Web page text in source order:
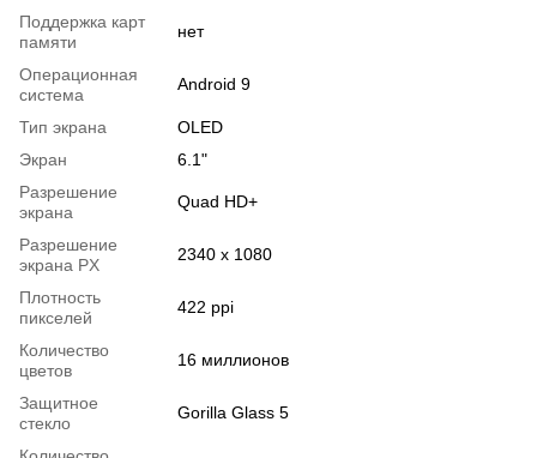
Поддержка карт
памяти
нет
Операционная
система
Android 9
Тип экрана
OLED
Экран
6.1"
Разрешение
экрана
Quad HD+
Разрешение
экрана PX
2340 x 1080
Плотность
пикселей
422 ppi
Количество
цветов
16 миллионов
Защитное
стекло
Gorilla Glass 5